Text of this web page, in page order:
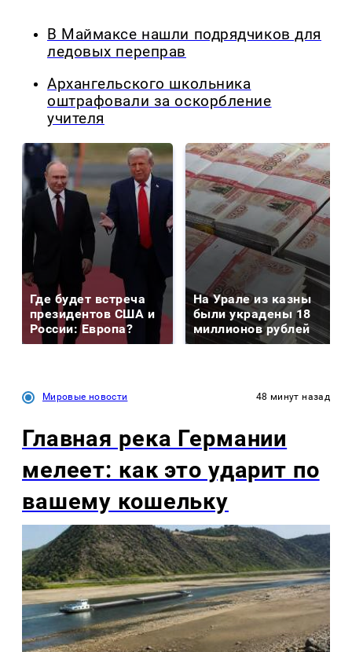
В Маймаксе нашли подрядчиков для
ледовых переправ
Архангельского школьника
оштрафовали за оскорбление
учителя
Где будет встреча
президентов США и
России: Европа?
На Урале из казны
были украдены 18
миллионов рублей
Мировые новости 48 минут назад
Главная река Германии
мелеет: как это ударит по
вашему кошельку